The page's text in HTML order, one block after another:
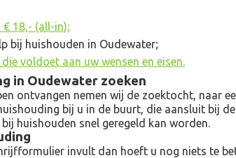
18,- (all-in);
bij huishouden in Oudewater;
voldoet aan uw wensen en eisen.
in Oudewater zoeken
ontvangen nemen wij de zoektocht, naar
bij u in de buurt, die aansluit bij
huishouden snel geregeld kan worden.
invult dan hoeft u nog niets te